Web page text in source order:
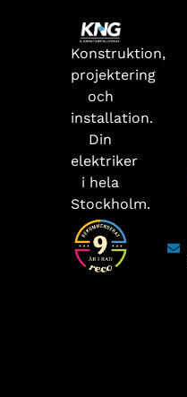
Konstruktion,
projektering
och
installation.
Din
elektriker
i hela
Stockholm.